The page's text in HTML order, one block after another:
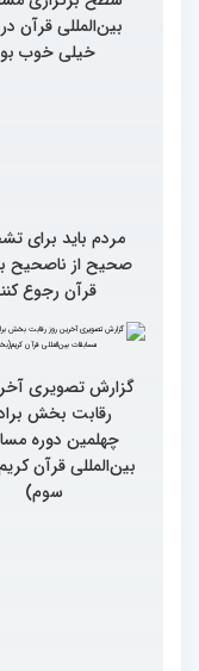
بین‌المللی قرآن
خیلی خوب
مردم باید برای
صحیح از ناصحیح
قرآن رجوع
گزارش تصویری
رقابت بخش